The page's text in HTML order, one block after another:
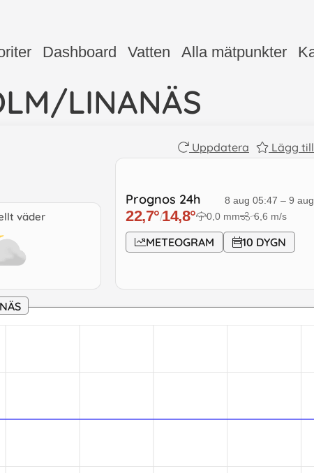
Dashboard Vatten Alla mätpunkter
LINANÄS
Uppdatera Lägg
väder
Prognos 24h 8 aug 05:47 – 9
22,7°/14,8° 0,0 mm ↓6,6 m/s
METEOGRAM 10 DYGN